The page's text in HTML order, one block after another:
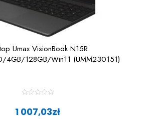
Umax VisionBook N15R
128GB/Win11 (UMM230151)
t
1 007,03zł